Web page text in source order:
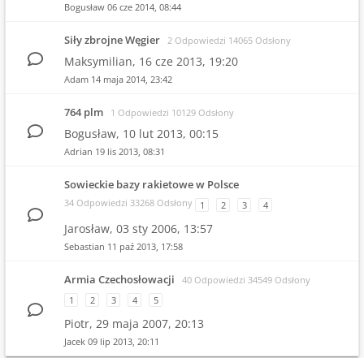
Bogusław 06 cze 2014, 08:44
Siły zbrojne Węgier 2 Odpowiedzi 14065 Odsłony
Maksymilian, 16 cze 2013, 19:20
Adam 14 maja 2014, 23:42
764 plm 1 Odpowiedzi 10129 Odsłony
Bogusław, 10 lut 2013, 00:15
Adrian 19 lis 2013, 08:31
Sowieckie bazy rakietowe w Polsce
34 Odpowiedzi 33268 Odsłony 1 2 3 4
Jarosław, 03 sty 2006, 13:57
Sebastian 11 paź 2013, 17:58
Armia Czechosłowacji
40 Odpowiedzi 34549 Odsłony
1
2 3 4 5
Piotr, 29 maja 2007, 20:13
Jacek 09 lip 2013, 20:11